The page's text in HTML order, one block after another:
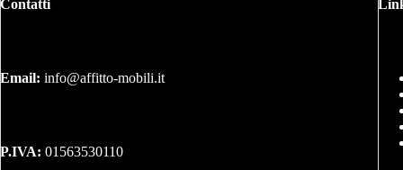
Contatti
Email: info@affitto-mobili.it
P.IVA: 01563530110